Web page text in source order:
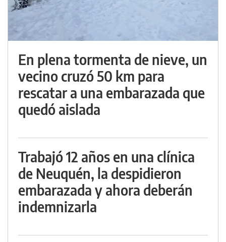
En plena tormenta de nieve, un
vecino cruzó 50 km para
rescatar a una embarazada que
quedó aislada
Trabajó 12 años en una clínica
de Neuquén, la despidieron
embarazada y ahora deberán
indemnizarla